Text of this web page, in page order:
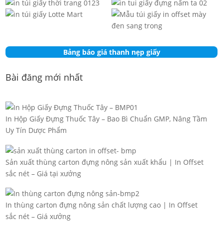
Bảng báo giá thanh nẹp giấy
Bài đăng mới nhất
In Hộp Giấy Đựng Thuốc Tây – Bao Bì Chuẩn GMP, Nâng Tầm
Uy Tín Dược Phẩm
Sản xuất thùng carton đựng nông sản xuất khẩu | In Offset
sắc nét – Giá tại xưởng
In thùng carton đựng nông sản chất lượng cao | In Offset
sắc nét – Giá xưởng